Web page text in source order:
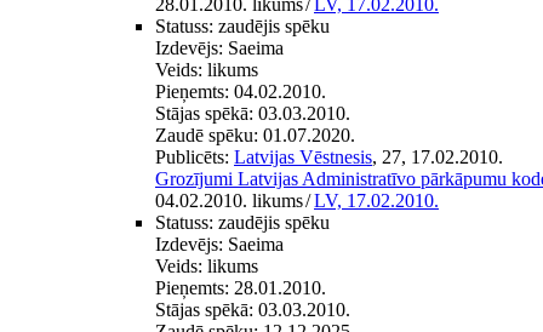
Statuss: zaudējis spēku
Izdevējs: Saeima
Veids: likums
Pieņemts: 04.02.2010.
Stājas spēkā: 03.03.2010.
Zaudē spēku: 01.07.2020.
Publicēts: Latvijas Vēstnesis, 27, 17.02.2010.
Grozījumi Latvijas Administratīvo pārkāpumu
04.02.2010. likums/LV, 17.02.2010.
Statuss: zaudējis spēku
Izdevējs: Saeima
Veids: likums
Pieņemts: 28.01.2010.
Stājas spēkā: 03.03.2010.